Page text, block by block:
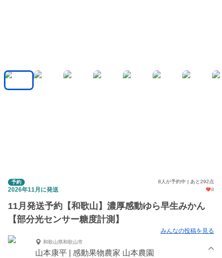
予約 8人が予約中 | あと292点
2026年11月に発送 8
11月発送予約【和歌山】濃厚感動ゆら早生みかん
【部分光センサー糖度計測】
みんなの投稿を見る
和歌山県和歌山市
山本康平 | 感動果物農家 山本農園